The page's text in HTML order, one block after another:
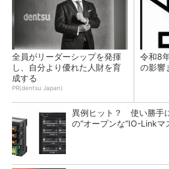
全員がリーダーシップを発揮
し、自分より優れた人財を育
成する
PR(dentsu Japan)
令和8
の影響
異例ヒット？ 使い勝手
の“オープンな”IO-Linkマ